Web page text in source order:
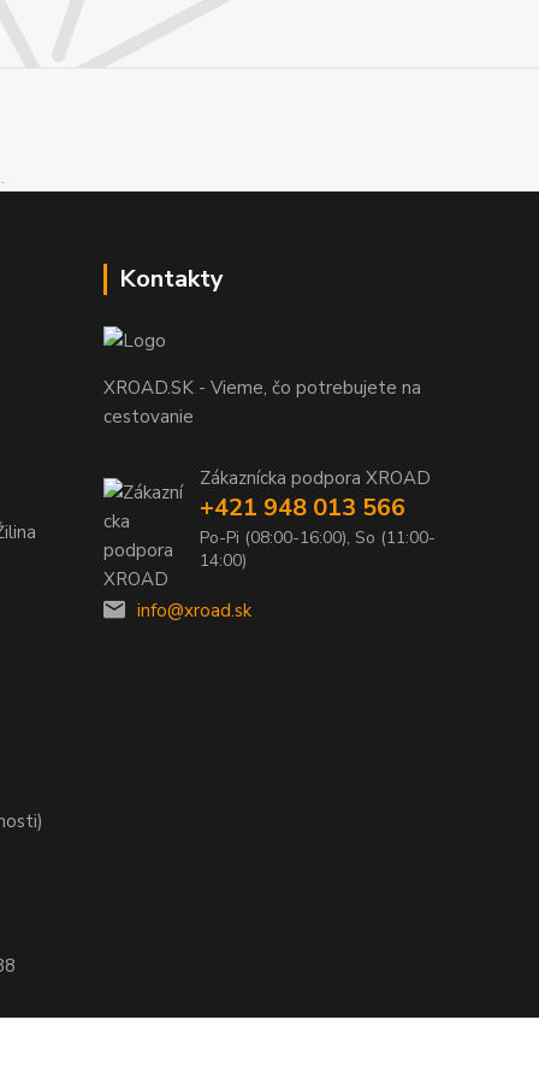
Kontakty
XROAD.SK - Vieme, čo potrebujete na
cestovanie
Zákaznícka podpora XROAD
+421 948 013 566
Po-Pi (08:00-16:00), So (11:00-
14:00)
info@xroad.sk